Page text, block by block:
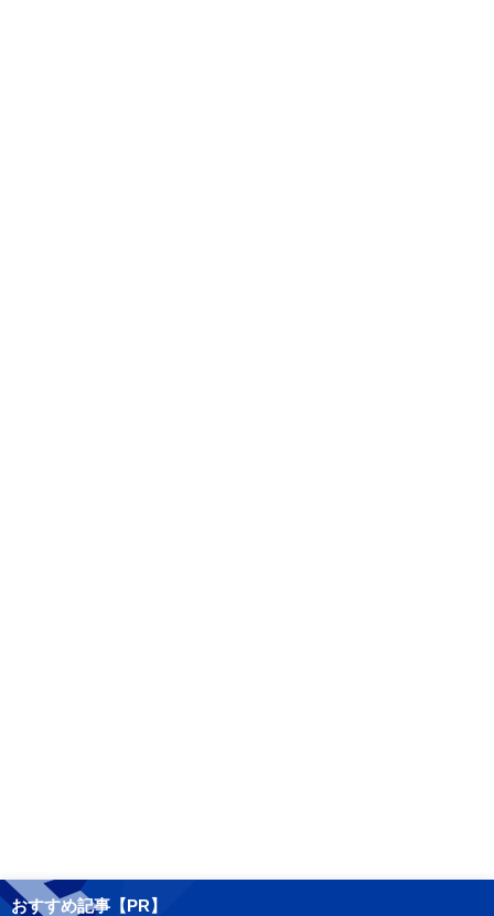
おすすめ記事【PR】